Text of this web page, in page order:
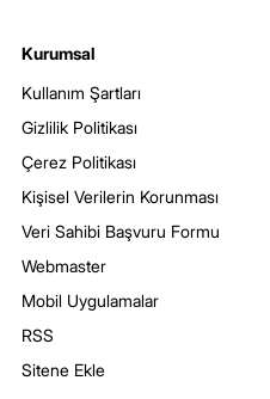
Kurumsal
Kullanım Şartları
Gizlilik Politikası
Çerez Politikası
Kişisel Verilerin Korunması
Veri Sahibi Başvuru Formu
Webmaster
Mobil Uygulamalar
RSS
Sitene Ekle